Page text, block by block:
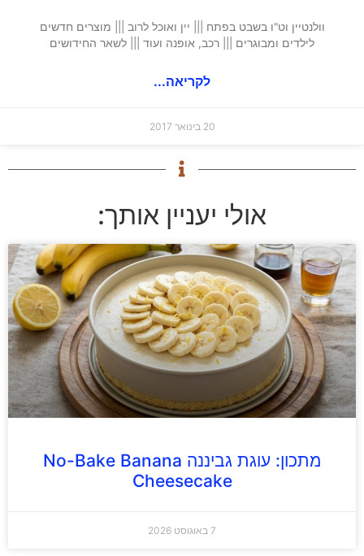
וולנטיין וט"ו בשבט בפתח ||| יין ואוכל לרוב ||| מוצרים חדשים
לילדים ומבוגרים ||| רכב, אופנה ועוד ||| לשאר החידושים
לקריאה...
20 בינואר 2017
אולי יעניין אותך:
מתכון: עוגת גביננה No-Bake Banana
Cheesecake
7 באוגוסט 2026